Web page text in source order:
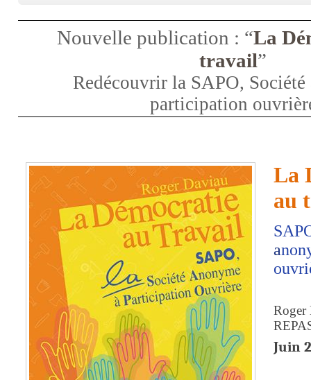
Nouvelle publication : “La
travail”
Redécouvrir la SAPO, Société
participation
La
au
a
Juin